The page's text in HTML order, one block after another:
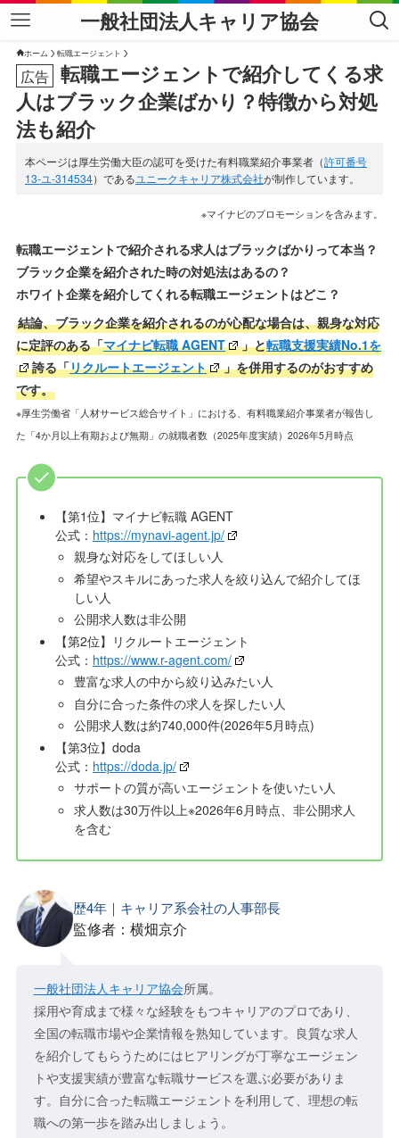
一般社団法人キャリア協会
ホーム 転職エージェント
転職エージェントで紹介してくる求
人はブラック企業ばかり？特徴から対処
法も紹介
本ページは厚生労働大臣の認可を受けた有料職業紹介事業者（許可番号
13-ユ-314534）であるユニークキャリア株式会社が制作しています。
※マイナビのプロモーションを含みます。
転職エージェントで紹介される求人はブラックばかりって本当？
ブラック企業を紹介された時の対処法はあるの？
ホワイト企業を紹介してくれる転職エージェントはどこ？
結論、ブラック企業を紹介されるのが心配な場合は、親身な対応
に定評のある「マイナビ転職 AGENT 」と転職支援実績No.1を
誇る「リクルートエージェント
」を併用するのがおすすめ
です。
※厚生労働省「人材サービス総合サイト」における、有料職業紹介事業者が報告し
た「4か月以上有期および無期」の就職者数（2025年度実績）2026年5月時点
【第1位】マイナビ転職 AGENT
公式： https://mynavi-agent.jp/
親身な対応をしてほしい人
希望やスキルにあった求人を絞り込んで紹介してほ
しい人
公開求人数は非公開
【第2位】リクルートエージェント
公式： https://www.r-agent.com/
豊富な求人の中から絞り込みたい人
自分に合った条件の求人を探したい人
公開求人数は約740,000件(2026年5月時点)
【第3位】doda
公式： https://doda.jp/
サポートの質が高いエージェントを使いたい人
求人数は30万件以上※2026年6月時点、非公開求人
を含む
歴4年｜キャリア系会社の人事部長
監修者：横畑京介
一般社団法人キャリア協会所属。
採用や育成まで様々な経験をもつキャリアのプロであり、
全国の転職市場や企業情報を熟知しています。良質な求人
を紹介してもらうためにはヒアリングが丁寧なエージェン
トや支援実績が豊富な転職サービスを選ぶ必要がありま
す。自分に合った転職エージェントを利用して、理想の転
職への第一歩を踏み出しましょう。